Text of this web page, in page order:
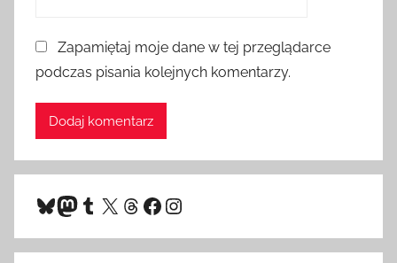
Zapamiętaj moje dane w tej przeglądarce
podczas pisania kolejnych komentarzy.
Bluesky
Mastodon
Tumblr
X Threads
Facebook
Instagram